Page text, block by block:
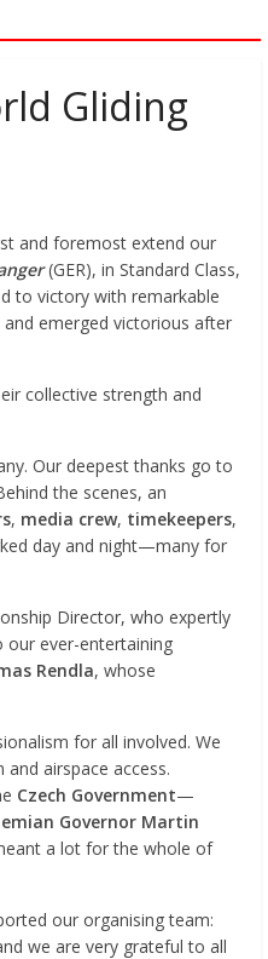
Gliding
and foremost extend our
(GER), in Standard Class,
to victory with remarkable
emerged victorious after
collective strength and
Our deepest thanks go to
the scenes, an
, media crew, timekeepers,
day and night—many for
Director, who expertly
our ever-entertaining
Rendla, whose
for all involved. We
airspace access.
Czech Government—
Governor Martin
a lot for the whole of
our organising team:
we are very grateful to all